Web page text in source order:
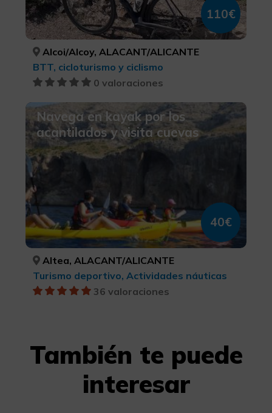
110€
Alcoi/Alcoy, ALACANT/ALICANTE
BTT, cicloturismo y ciclismo
0 valoraciones
Navega en kayak por los
acantilados y visita cuevas
40€
Altea, ALACANT/ALICANTE
Turismo deportivo, Actividades náuticas
36 valoraciones
También te puede
interesar